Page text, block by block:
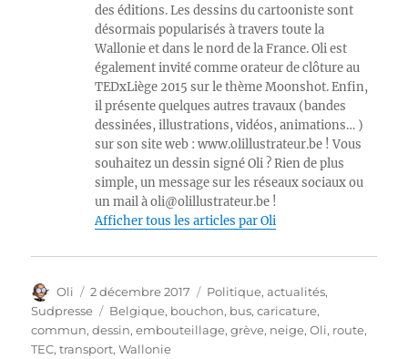
des éditions. Les dessins du cartooniste sont
désormais popularisés à travers toute la
Wallonie et dans le nord de la France. Oli est
également invité comme orateur de clôture au
TEDxLiège 2015 sur le thème Moonshot. Enfin,
il présente quelques autres travaux (bandes
dessinées, illustrations, vidéos, animations… )
sur son site web : www.olillustrateur.be ! Vous
souhaitez un dessin signé Oli ? Rien de plus
simple, un message sur les réseaux sociaux ou
un mail à oli@olillustrateur.be !
Afficher tous les articles par Oli
Auteur
Oli
Publié
le
2 décembre 2017 Catégories
Politique, actualités,
Sudpresse
Étiquettes
Belgique, bouchon, bus,caricature,
commun,dessin,embouteillage,grève, neige,Oli, route,
TEC,transport,Wallonie